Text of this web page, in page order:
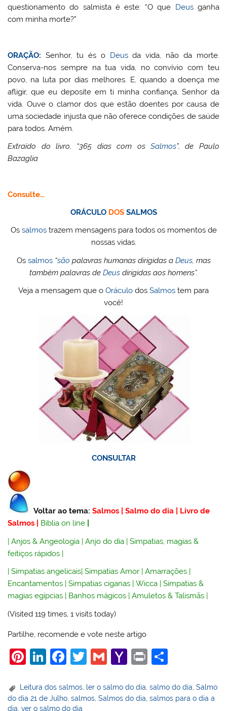
questionamento do salmista é este: “O que Deusganha
com minha morte?”
ORAÇÃO:Senhor, tu és o Deusda vida, não da morte.
Conserva-nos sempre na tua vida, no convívio com teu
povo, na luta por dias melhores. E, quando a doença me
afligir, que eu deposite em ti minha confiança, Senhor da
vida. Ouve o clamor dos que estão doentes por causa de
uma sociedade injusta que não oferece condições de saúde
para todos. Amém.
Extraído do livro, “365 dias com osSalmos”, de Paulo
Bazaglia
Consulte…
ORÁCULODOS SALMOS
Os salmostrazem mensagens para todos os momentos de
nossas vidas.
Os salmos “são palavras humanas dirigidas a Deus, mas
também palavras de Deusdirigidas aos homens”.
Veja a mensagem que o Oráculo dos Salmos tem para
você!
CONSULTAR
Voltar ao tema:Salmos |Salmo do dia
Livro de
Salmos
Biblia on line
|Anjos & Angeologia |Anjo do dia |Simpatias, magias &
feitiços rápidos |
|Simpatias angelicais|Simpatias Amor |Amarrações |
Encantamentos |Simpatias ciganas |Wicca |Simpatias &
magias egípcias | Banhos mágicos |Amuletos & Talismãs |
(Visited 119 times, 1 visits today)
Partilhe, recomende e vote neste artigo
Pi
er
e
Li
k
e
F
c
e
T
itt
er
G
ai
l
Y
h
o
Pr
t
ar
e
Leitura dos salmos, ler o salmo do dia,salmo do dia,Salmo
do dia 21 de Julho ,salmos ,Salmos do dia ,salmos para o dia a
dia ,ver o salmo do dia